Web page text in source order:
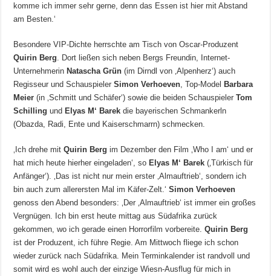
komme ich immer sehr gerne, denn das Essen ist hier mit Abstand
am Besten.‘
Besondere VIP-Dichte herrschte am Tisch von Oscar-Produzent
Quirin Berg. Dort ließen sich neben Bergs Freundin, Internet-
Unternehmerin Natascha Grün (im Dirndl von ‚Alpenherz‘) auch
Regisseur und SchauspielerSimon Verhoeven, Top-Model Barbara
Meier (in ‚Schmitt und Schäfer‘) sowie die beiden Schauspieler Tom
Schilling und Elyas M‘ Barek die bayerischen Schmankerln
(Obazda, Radi, Ente und Kaiserschmarrn) schmecken.
‚Ich drehe mitQuirin Berg im Dezember den Film ‚Who I am‘ und er
hat mich heute hierher eingeladen‘, so Elyas M‘ Barek (‚Türkisch für
Anfänger‘). ‚Das ist nicht nur mein erster ‚Almauftrieb‘, sondern ich
bin auch zum allerersten Mal im Käfer-Zelt.‘Simon Verhoeven
genoss den Abend besonders: ‚Der ‚Almauftrieb‘ ist immer ein großes
Vergnügen. Ich bin erst heute mittag aus Südafrika zurück
gekommen, wo ich gerade einen Horrorfilm vorbereite.Quirin Berg
ist der Produzent, ich führe Regie. Am Mittwoch fliege ich schon
wieder zurück nach Südafrika. Mein Terminkalender ist randvoll und
somit wird es wohl auch der einzige Wiesn-Ausflug für mich in